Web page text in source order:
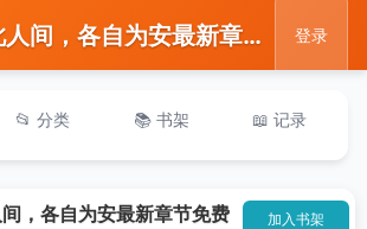
📖 从此人间，各自为安最新章节免费阅读 登录
📂 分类 📚 书架 📖 记录
间，各自为安最新章节免费
加入书架